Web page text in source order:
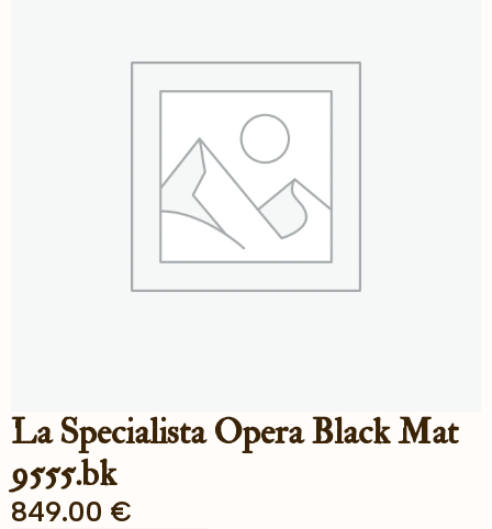
La Specialista Opera Black Mat
9555.bk
849.00 €